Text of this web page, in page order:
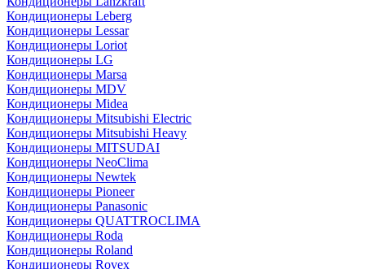
Кондиционеры Leberg
Кондиционеры Lessar
Кондиционеры Loriot
Кондиционеры LG
Кондиционеры Marsa
Кондиционеры MDV
Кондиционеры Midea
Кондиционеры Mitsubishi Electric
Кондиционеры Mitsubishi Heavy
Кондиционеры MITSUDAI
Кондиционеры NeoClima
Кондиционеры Newtek
Кондиционеры Pioneer
Кондиционеры Panasonic
Кондиционеры QUATTROCLIMA
Кондиционеры Roda
Кондиционеры Roland
Кондиционеры Rovex